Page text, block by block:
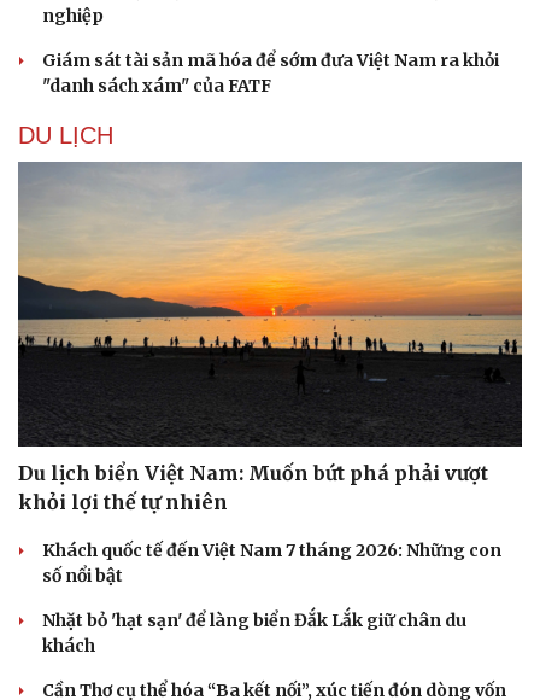
Sân khấu - Điện ảnh
Văn học
Âm nhạc
Di sản
Sao Việt
"danh sách xám" của FATF
Du lịch biển Việt Nam: Muốn bứt phá phải vượt
khỏi lợi thế tự nhiên
số nổi bật
khách